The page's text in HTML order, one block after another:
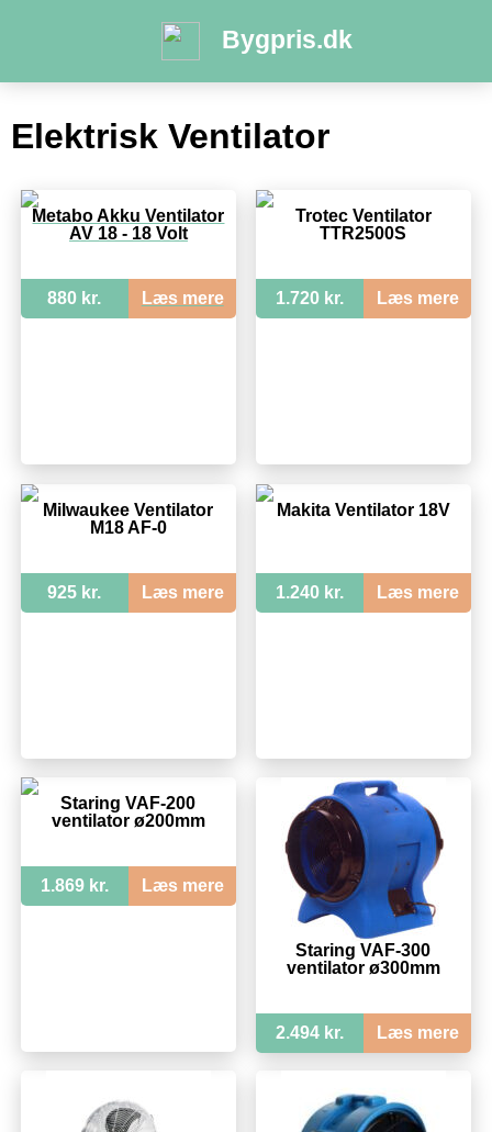
Bygpris.dk
Elektrisk Ventilator
Metabo Akku Ventilator
AV 18 - 18 Volt
880 kr. Læs mere
Trotec Ventilator
TTR2500S
1.720 kr. Læs mere
Milwaukee Ventilator
M18 AF-0
925 kr. Læs mere
Makita Ventilator 18V
1.240 kr. Læs mere
Staring VAF-200
ventilator ø200mm
1.869 kr. Læs mere
Staring VAF-300
ventilator ø300mm
2.494 kr. Læs mere